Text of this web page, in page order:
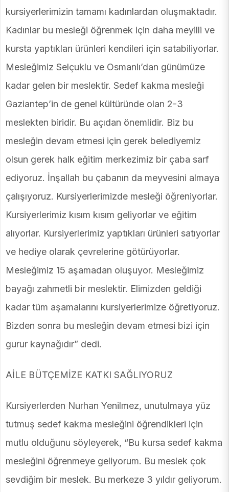
kursiyerlerimizin tamamı kadınlardan oluşmaktadır.
Kadınlar bu mesleği öğrenmek için daha meyilli ve
kursta yaptıkları ürünleri kendileri için satabiliyorlar.
Mesleğimiz Selçuklu ve Osmanlı’dan günümüze
kadar gelen bir meslektir. Sedef kakma mesleği
Gaziantep’in de genel kültüründe olan 2-3
meslekten biridir. Bu açıdan önemlidir. Biz bu
mesleğin devam etmesi için gerek belediyemiz
olsun gerek halk eğitim merkezimiz bir çaba sarf
ediyoruz. İnşallah bu çabanın da meyvesini almaya
çalışıyoruz. Kursiyerlerimizde mesleği öğreniyorlar.
Kursiyerlerimiz kısım kısım geliyorlar ve eğitim
alıyorlar. Kursiyerlerimiz yaptıkları ürünleri satıyorlar
ve hediye olarak çevrelerine götürüyorlar.
Mesleğimiz 15 aşamadan oluşuyor. Mesleğimiz
bayağı zahmetli bir meslektir. Elimizden geldiği
kadar tüm aşamalarını kursiyerlerimize öğretiyoruz.
Bizden sonra bu mesleğin devam etmesi bizi için
gurur kaynağıdır” dedi.
AİLE BÜTÇEMİZE KATKI SAĞLIYORUZ
Kursiyerlerden Nurhan Yenilmez, unutulmaya yüz
tutmuş sedef kakma mesleğini öğrendikleri için
mutlu olduğunu söyleyerek, “Bu kursa sedef kakma
mesleğini öğrenmeye geliyorum. Bu meslek çok
sevdiğim bir meslek. Bu merkeze 3 yıldır geliyorum.